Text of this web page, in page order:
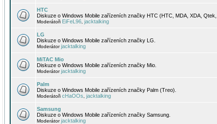
HTC
Diskuze o Windows Mobile zařízeních značky HTC (HTC, MDA, XDA,
Moderátoři EiFeL96 jacktalking
LG
Diskuze o Windows Mobile zařízeních značky LG.
Moderátorjacktalking
MiTAC Mio
Diskuze o Windows Mobile zařízeních značky Mio.
Moderátorjacktalking
Palm
Diskuze o Windows Mobile zařízeních značky Palm (Treo).
Moderátoři cHaOOs jacktalking
Samsung
Diskuze o Windows Mobile zařízeních značky Samsung.
Moderátorjacktalking